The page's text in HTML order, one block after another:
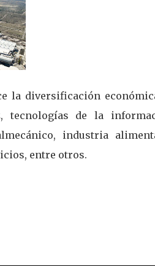
la diversificación
tecnologías de la
industria
entre otros.